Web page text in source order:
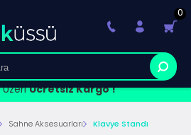
ÜzeriÜcretsiz Kargo !
0
Sahne Aksesuarları Klavye Standı